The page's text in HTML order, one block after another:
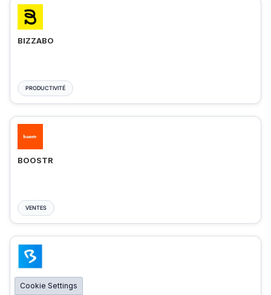
BIZZABO
PRODUCTIVITÉ
BOOSTR
VENTES
BIGMARKER
Cookie Settings